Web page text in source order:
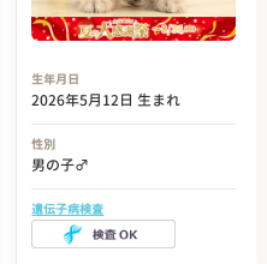
生年月日
2026年5月12日 生まれ
性別
男の子♂
遺伝子病検査